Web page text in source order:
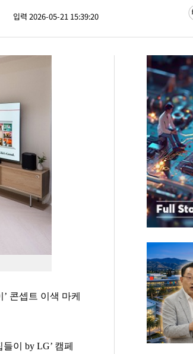
입력 2026-05-21 15:39:20
콘셉트 이색 마케
이 by LG’ 캠페